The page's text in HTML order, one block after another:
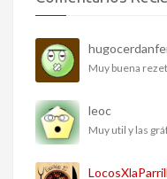
Muy buena
leoc
Muy util y las